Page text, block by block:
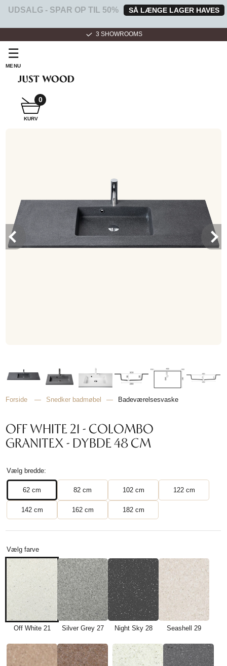
UDSALG - SPAR OP TIL 50% SÅ LÆNGE LAGER HAVES
3 SHOWROOMS
☰
MENU
SNEDKER
BADMØBEL
HVIDEVARER
KURV
0
Forside — Snedker badmøbel — Badeværelsesvaske
OFF WHITE 21 - COLOMBO
GRANITEX - DYBDE 48 CM
Vælg bredde:
62 cm 82 cm 102 cm 122 cm
142 cm 162 cm 182 cm
Vælg farve
Off White 21 Silver Grey 27 Night Sky 28 Seashell 29